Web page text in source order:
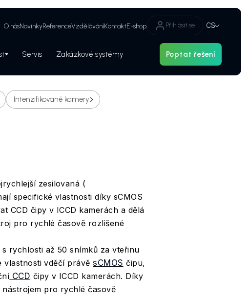
O násNovinkyReferenceVzděláváníKontaktE-shop Přihlásit se CS
Servis Zakázkové systémy HledatPoptat řešení
Intenzifikované kamery
zesilovaná (
specifické vlastnosti díky sCMOS
CCD čipy v ICCD kamerách a dělá
pro rychlé časově rozlišené
rychlosti až 50 snímků za vteřinu
vlastnosti vděčí právěsCMOS čipu,
CCD čipy v ICCD kamerách. Díky
nástrojem pro rychlé časově